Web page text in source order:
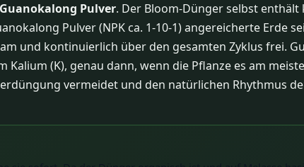
Guanokalong Pulver. Der Bloom-Dünger selbst enthält
Pulver (NPK ca. 1-10-1) angereicherte Erde
und kontinuierlich über den gesamten Zyklus frei.
(K), genau dann, wenn die Pflanze es am
vermeidet und den natürlichen Rhythmus